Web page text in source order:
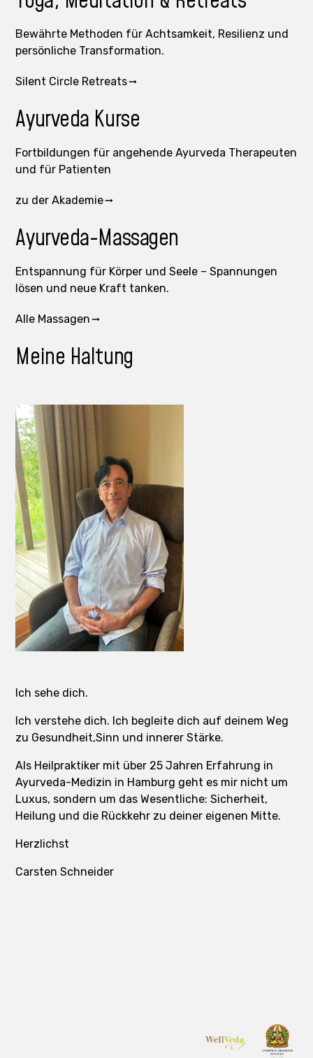
Bewährte Methoden für Achtsamkeit, Resilienz und
persönliche Transformation.
Silent Circle Retreats
Ayurveda Kurse
Fortbildungen für angehende Ayurveda Therapeuten
und für Patienten
zu der Akademie
Ayurveda-Massagen
Entspannung für Körper und Seele – Spannungen
lösen und neue Kraft tanken.
Alle Massagen
Meine Haltung
Ich sehe dich.
Ich verstehe dich. Ich begleite dich auf deinem Weg
zu Gesundheit,Sinn und innerer Stärke.
Als Heilpraktiker mit über 25 Jahren Erfahrung in
Ayurveda-Medizin in Hamburg geht es mir nicht um
Luxus, sondern um das Wesentliche: Sicherheit,
Heilung und die Rückkehr zu deiner eigenen Mitte.
Herzlichst
Carsten Schneider